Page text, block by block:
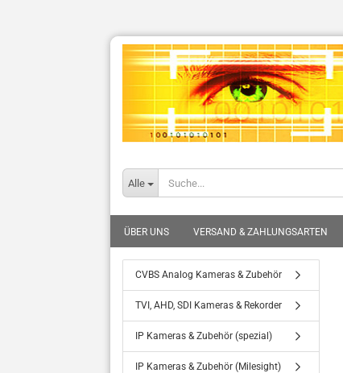
Alle
ÜBER UNS VERSAND & ZAHLUNGSARTEN
CVBS Analog Kameras & Zubehör
TVI, AHD, SDI Kameras & Rekorder
IP Kameras & Zubehör (spezial)
IP Kameras & Zubehör (Milesight)